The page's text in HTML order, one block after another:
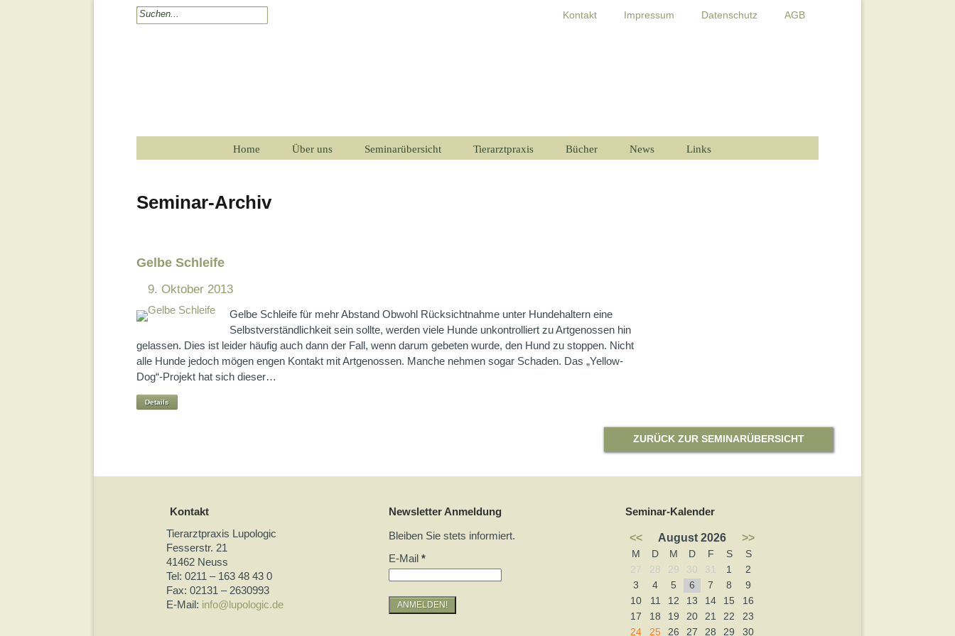
Kontakt Impressum Datenschutz AGB
Home Über uns Seminarübersicht Tierarztpraxis Bücher News Links
Seminar-Archiv
Gelbe Schleife
9. Oktober 2013
Gelbe Schleife für mehr Abstand Obwohl Rücksichtnahme unter Hundehaltern eine
Selbstverständlichkeit sein sollte, werden viele Hunde unkontrolliert zu Artgenossen hin
gelassen. Dies ist leider häufig auch dann der Fall, wenn darum gebeten wurde, den Hund zu stoppen. Nicht
alle Hunde jedoch mögen engen Kontakt mit Artgenossen. Manche nehmen sogar Schaden. Das „Yellow-
Dog“-Projekt hat sich dieser…
Details
ZURÜCK ZUR SEMINARÜBERSICHT
Kontakt
Tierarztpraxis Lupologic
Fesserstr. 21
41462 Neuss
Tel: 0211 – 163 48 43 0
Fax: 02131 – 2630993
E-Mail: info@lupologic.de
Newsletter Anmeldung
Bleiben Sie stets informiert.
E-Mail *
Seminar-Kalender
<< August 2026 >>
M D M D F S
S
27
28 29 30 31 1
2
3
4 5 6 7 8
9
10
11 12 13 14 15
16
17
18 19 20 21 22
23
24
25 26 27 28 29 30